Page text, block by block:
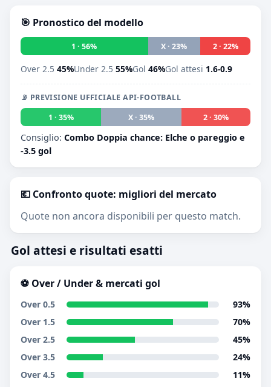
🎯 Pronostico del modello
1 · 56% X · 23% 2 · 22%
Over 2.5 45%Under 2.5 55%Gol 46%Gol attesi 1.6-0.9
📡 PREVISIONE UFFICIALE API-FOOTBALL
1 · 35%
X · 35% 2 · 30%
Consiglio: Combo Doppia chance: Elche o pareggio e
-3.5 gol
💶 Confronto quote: migliori del mercato
Quote non ancora disponibili per questo match.
Gol attesi e risultati esatti
⚽ Over / Under & mercati gol
Over 0.5
93%
Over 1.5
70%
Over 2.5
45%
Over 3.5
24%
Over 4.5
11%